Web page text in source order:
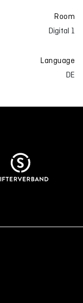
Room
Digital 1
Language
DE